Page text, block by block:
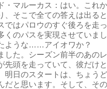
・マルーカス：はい。これ
、そこで全ての答えは出る
ではパロウのすぐ後ろを走
くのパスを実現させていま
ような……アイオワか？
した。シーズン前半のあの
先頭を走っていて、彼だけ
明日のスタートは、ちょう
だと思います。そして、そ